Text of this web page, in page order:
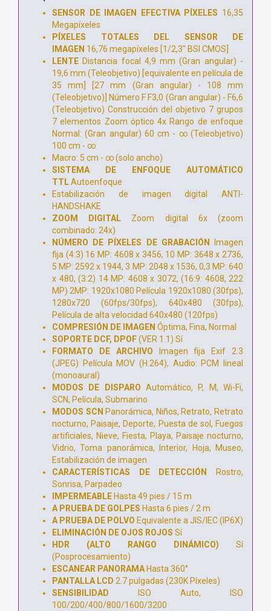
SENSOR DE IMAGEN EFECTIVA PÍXELES 16,35
Megapíxeles
PÍXELES TOTALES DEL SENSOR DE
IMAGEN 16,76 megapíxeles [1/2,3" BSI CMOS]
LENTE Distancia focal 4,9 mm (Gran angular) -
19,6 mm (Teleobjetivo) [equivalente en película de
35 mm] [27 mm (Gran angular) - 108 mm
(Teleobjetivo)] Número F F3,0 (Gran angular) - F6,6
(Teleobjetivo) Construcción del objetivo 7 grupos
7 elementos Zoom óptico 4x Rango de enfoque
Normal: (Gran angular) 60 cm - ∞ (Teleobjetivo)
100 cm - ∞
Macro: 5 cm - ∞ (solo ancho)
SISTEMA DE ENFOQUE AUTOMÁTICO
TTLAutoenfoque
Estabilización de imagen digital ANTI-
HANDSHAKE
ZOOM DIGITAL Zoom digital 6x (zoom
combinado: 24x)
NÚMERO DE PÍXELES DE GRABACIÓN
Imagen
fija (4:3) 16 MP: 4608 x 3456, 10 MP: 3648 x 2736,
5 MP: 2592 x 1944, 3 MP: 2048 x 1536, 0,3 MP: 640
x 480, (3:2) 14 MP: 4608 x 3072, (16:9: 4608, 222
MP) 2MP: 1920x1080 Película 1920x1080 (30fps),
1280x720 (60fps/30fps), 640x480 (30fps),
Película de alta velocidad 640x480 (120fps)
COMPRESIÓN DE IMAGEN Óptima, Fina, Normal
SOPORTE DCF, DPOF(VER 1.1) Sí
FORMATO DE ARCHIVO Imagen fija Exif 2.3
(JPEG) Película MOV (H.264), Audio: PCM lineal
(monoaural)
MODOS DE DISPARO Automático, P, M, Wi-Fi,
SCN, Película, Submarino
MODOS SCN Panorámica, Niños, Retrato, Retrato
nocturno, Paisaje, Deporte, Puesta de sol, Fuegos
artificiales, Nieve, Fiesta, Playa, Paisaje nocturno,
Vidrio, Toma panorámica, Interior, Hoja, Museo,
Estabilización de imagen
CARACTERÍSTICAS DE DETECCIÓN
Rostro,
Sonrisa, Parpadeo
IMPERMEABLE Hasta 49 pies / 15 m
A PRUEBA DE GOLPES Hasta 6 pies / 2 m
A PRUEBA DE POLVO Equivalente a JIS/IEC (IP6X)
ELIMINACIÓN DE OJOS ROJOS Sí
HDR (ALTO RANGO DINÁMICO) Sí
(Posprocesamiento)
ESCANEAR PANORAMA Hasta 360°
PANTALLA LCD 2.7 pulgadas (230K Píxeles)
SENSIBILIDAD ISO Auto, ISO
100/200/400/800/1600/3200